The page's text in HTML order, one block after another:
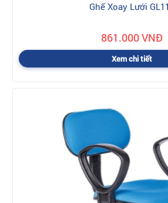
Ghế Xoay Lưới
861.000 VNĐ
Xem chi tiết